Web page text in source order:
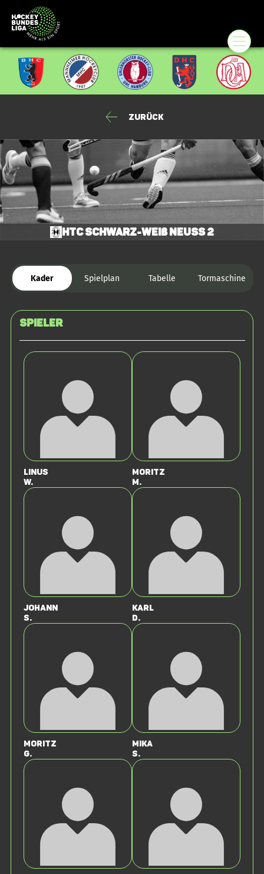
Zurück
HTC Schwarz-Weiß Neuss 2
Kader Spielplan Tabelle Tormaschine
Spieler
Linus
W.
Moritz
M.
Johann
S.
Karl
d.
Moritz
G.
Mika
S.